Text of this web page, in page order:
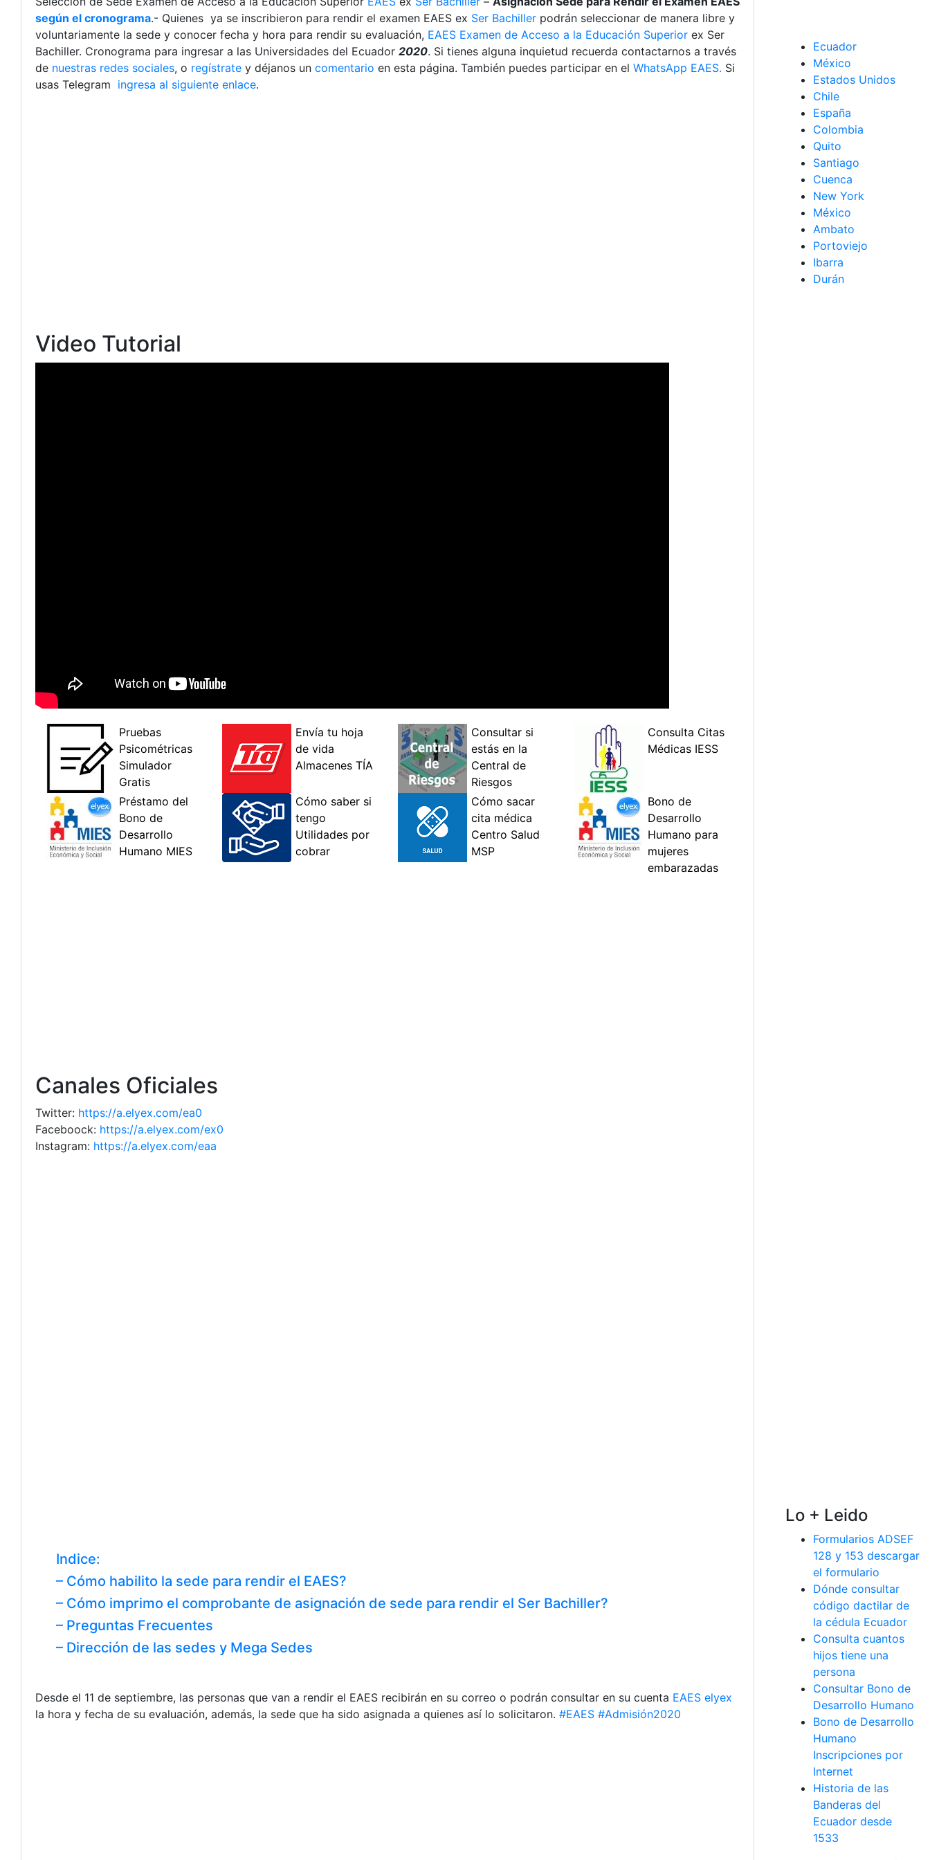
según el cronograma.- Quienes ya se inscribieron para rendir el examen EAES ex Ser Bachiller podrán seleccionar de manera libre y
voluntariamente la sede y conocer fecha y hora para rendir su evaluación, EAES Examen de Acceso a la Educación Superior ex Ser
Bachiller. Cronograma para ingresar a las Universidades del Ecuador 2020. Si tienes alguna inquietud recuerda contactarnos a través
de nuestras redes sociales, o regístrate y déjanos un comentario en esta página. También puedes participar en el WhatsApp EAES. Si
usas Telegram ingresa al siguiente enlace.
Video Tutorial
Canales Oficiales
Twitter: https://a.elyex.com/ea0
Faceboock: https://a.elyex.com/ex0
Instagram: https://a.elyex.com/eaa
Indice:
– Cómo habilito la sede para rendir el EAES?
– Cómo imprimo el comprobante de asignación de sede para rendir el Ser Bachiller?
– Preguntas Frecuentes
– Dirección de las sedes y Mega Sedes
Desde el 11 de septiembre, las personas que van a rendir el EAES recibirán en su correo o podrán consultar en su cuenta EAES elyex
la hora y fecha de su evaluación, además, la sede que ha sido asignada a quienes así lo solicitaron. #EAES #Admisión2020
Ecuador
México
Estados Unidos
Chile
España
Colombia
Quito
Santiago
Cuenca
New York
México
Ambato
Portoviejo
Ibarra
Durán
Lo + Leido
Formularios ADSEF
128 y 153 descargar
el formulario
Dónde consultar
código dactilar de
la cédula Ecuador
Consulta cuantos
hijos tiene una
persona
Consultar Bono de
Desarrollo Humano
Bono de Desarrollo
Humano
Inscripciones por
Internet
Historia de las
Banderas del
Ecuador desde
1533